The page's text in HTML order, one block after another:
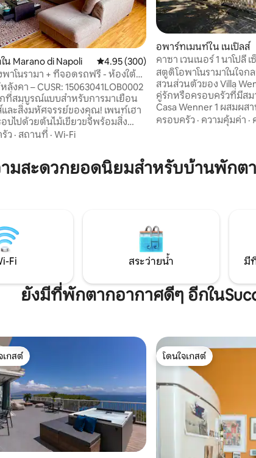
124 รีวิว
น Marano di Napoli คะแนนเฉลี่ย 4.95 จาก 5, 300 รีวิว
4.95 (300)
พาโนรามา + ที่จอดรถฟรี - ห้องใต้
ลังคา – CUSR: 15063041LOB0002
ที่สมบูรณ์แบบสำหรับการมาเยือน
ละสิ่งมหัศจรรย์ของคุณ! เพนท์เฮา
บไปด้วยต้นไม้เขียวขจีพร้อมสิ่ง
วามสะดวกครบครันเหมาะสำหรับ
ะสภาพแวดล้อมที่อบอุ่น ความเงียบ
การณ์ที่ดีที่สุด!
ว · สถานที่ · Wi-Fi
อพาร์ทเมนท์ใน เนเปิลส์
คาซา เวนเนอร์ 1 นาโปลี
คีอาเอีย
สตูดิโอพาโนรามาในใจก
สวนส่วนตัวของ Villa
คู่รักหรือครอบครัวที่มีสม
Casa Wenner 1 ผสมผส
นาโปลี: ทำเลใจกลางเมือ
พื้นที่สีเขียว และวิวอ่าว เ
San Carlo และท่าเรือ รถ
และลิฟต์ของ Chiaia ทำใ
ครอบครัว · ความคุ้มค่า ·
มสะดวกยอดนิยมสำหรับบ้านพักตา
Fi สระว่ายน้ำ มี
ยังมีที่พักตากอากาศดีๆ อีกใน
เกสต์
เกสต์
โดนใจเกสต์
โดนใจเกสต์